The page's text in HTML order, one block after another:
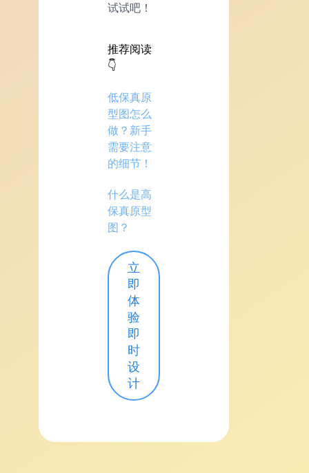
试试吧！
推荐阅读
👇
低保真原
型图怎么
做？新手
需要注意
的细节！
什么是高
保真原型
图？
立
即
体
验
即
时
设
计